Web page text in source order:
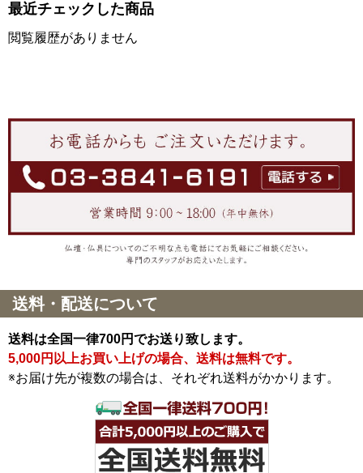
最近チェックした商品
閲覧履歴がありません
送料・配送について
送料は全国一律700円でお送り致します。
5,000円以上お買い上げの場合、送料は無料です。
※お届け先が複数の場合は、それぞれ送料がかかります。